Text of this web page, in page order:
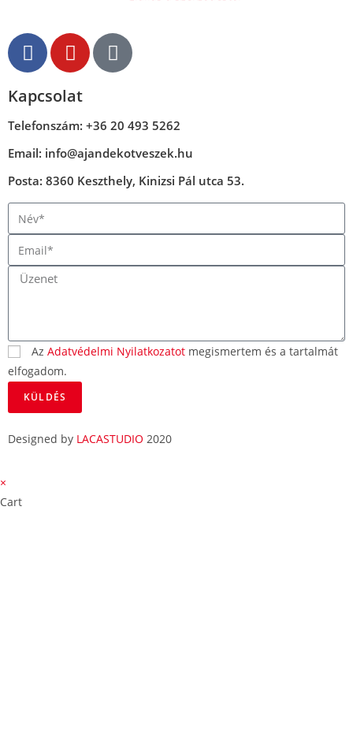
Kapcsolat
Telefonszám: +36 20 493 5262
Email: info@ajandekotveszek.hu
Posta: 8360 Keszthely, Kinizsi Pál utca 53.
Az Adatvédelmi Nyilatkozatot megismertem és a tartalmát
elfogadom.
KÜLDÉS
Designed by LACASTUDIO 2020
×
Cart